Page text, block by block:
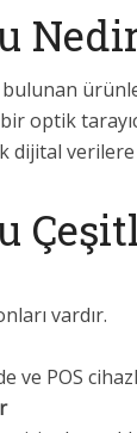
optik
dijital
vardır.
POS